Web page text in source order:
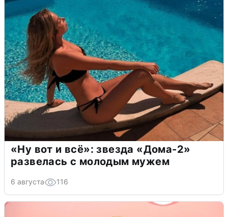
«Ну вот и всё»: звезда «Дома-2»
развелась с молодым мужем
6 августа 116